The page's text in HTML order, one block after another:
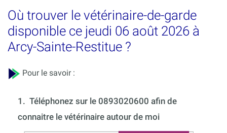
Où trouver le vétérinaire-de-garde
disponible ce jeudi 06 août 2026 à
Arcy-Sainte-Restitue ?
Pour le savoir :
1. Téléphonez sur le 0893020600 afin de
connaitre le vétérinaire autour de moi